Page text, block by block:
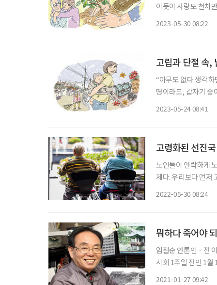
이듯이 사랑도 천차
2023-05-30 08:22
고립과 단절 속,
“아무도 없다 생각
명이라도, 갑자기 숨
2023-05-24 08:41
고령화된 선진
노인들이 안락하게
제다. 우리보다 먼저
2022-05-30 08:24
뭐하다 죽어야
임철순 언론인ㆍ전 이투데이 주필 20년간 국내외 문화
시회 1주일 전인 1월
2021-01-27 09:42